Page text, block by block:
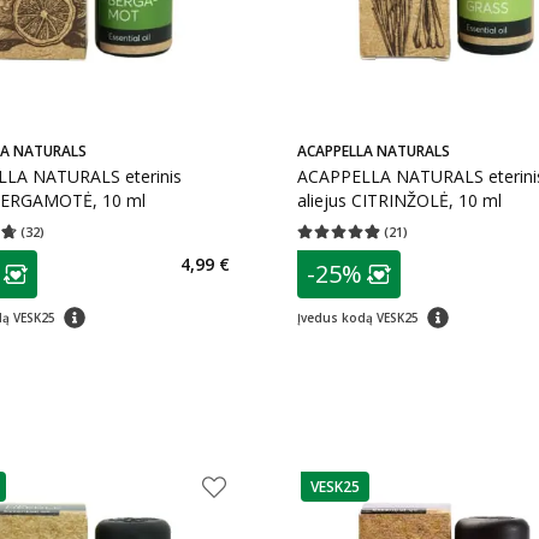
NATURALS
NATURALS eterinis
10 ml
(32) 4.72
klubo narių nuolaida:
VESK25 patarimas
4,99 €
ACAPPELLA NATURALS
ACAPPELLA NATURALS
aliejus CITRINŽOLĖ, 10 ml
(21)
Vidutinis įvertinimas 4.86
patarimas
Lojalumo klubo
-25%
Įvedus kodą VESK25 patarimas
patarimas
VESK25